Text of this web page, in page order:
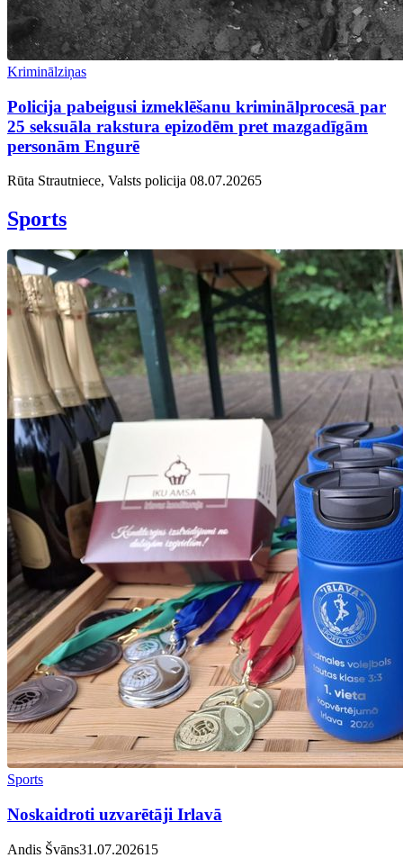
Kriminālziņas
Policija pabeigusi izmeklēšanu kriminālprocesā par
25 seksuāla rakstura epizodēm pret mazgadīgām
personām Engurē
Rūta Strautniece, Valsts policija 08.07.20265
Sports
Sports
Noskaidroti uzvarētāji Irlavā
Andis Švāns31.07.20261 5